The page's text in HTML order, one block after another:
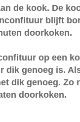
de kook. De
blijft
doorkoken.
op een
dik genoeg is.
dik genoeg. Zo
doorkoken.